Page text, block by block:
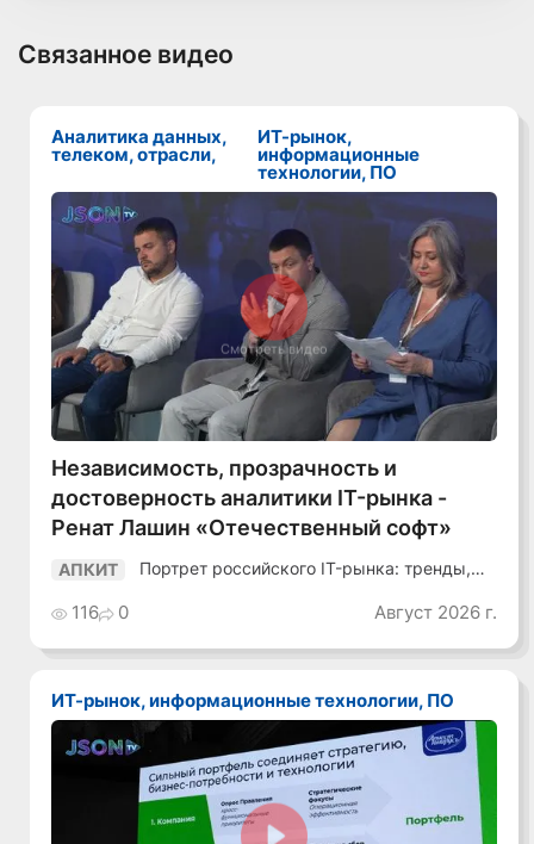
Связанное видео
Аналитика данных,
телеком, отрасли,
ИТ-рынок,
информационные
технологии, ПО
Смотреть видео
Независимость, прозрачность и
достоверность аналитики IT-рынка -
Ренат Лашин «Отечественный софт»
АПКИТ
Портрет российского IT-рынка: тренды,
116 0 Август 2026 г.
ИТ-рынок, информационные технологии, ПО